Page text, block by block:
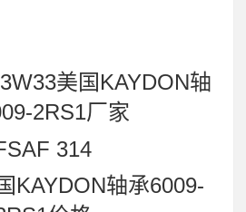
美国KAYDON轴
2RS1厂家
314
KAYDON轴承6009-